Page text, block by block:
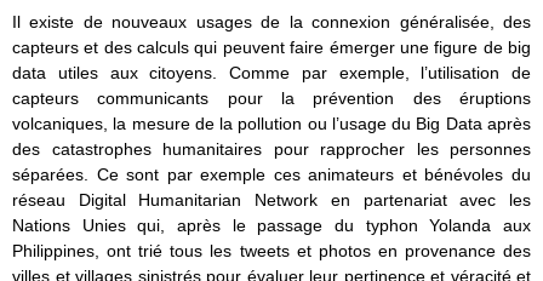
Il existe de nouveaux usages de la connexion généralisée, des
capteurs et des calculs qui peuvent faire émerger une figure de big
data utiles aux citoyens. Comme par exemple, l’utilisation de
capteurs communicants pour la prévention des éruptions
volcaniques, la mesure de la pollution ou l’usage du Big Data après
des catastrophes humanitaires pour rapprocher les personnes
séparées. Ce sont par exemple ces animateurs et bénévoles du
réseau Digital Humanitarian Network en partenariat avec les
Nations Unies qui, après le passage du typhon Yolanda aux
Philippines, ont trié tous les tweets et photos en provenance des
villes et villages sinistrés pour évaluer leur pertinence et véracité et